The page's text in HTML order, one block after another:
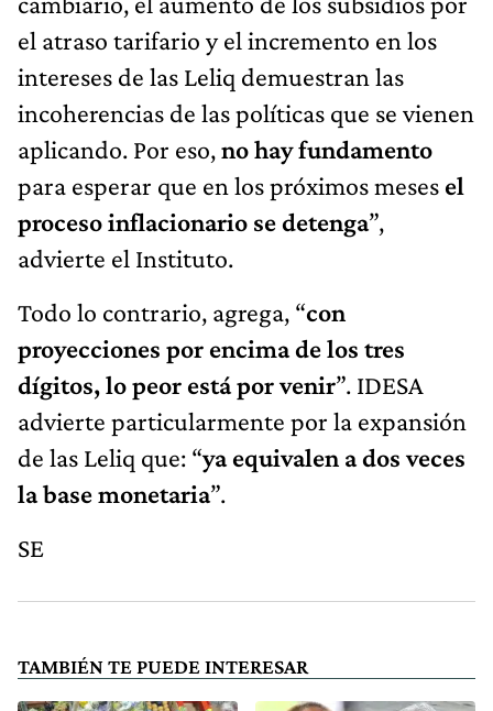
el atraso tarifario y el incremento en los
intereses de las Leliq demuestran las
incoherencias de las políticas que se vienen
aplicando. Por eso,no hay fundamento
para esperar que en los próximos meses el
proceso inflacionario se detenga”,
advierte el Instituto.
Todo lo contrario, agrega, “con
proyecciones por encima de los tres
dígitos, lo peor está por venir”. IDESA
advierte particularmente por la expansión
de las Leliq que: “ya equivalen a dos veces
la base monetaria”.
SE
TAMBIÉN TE PUEDE INTERESAR